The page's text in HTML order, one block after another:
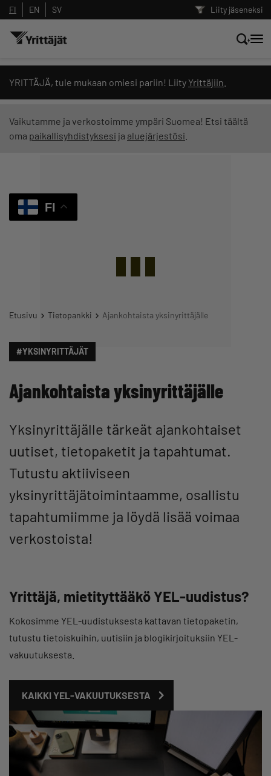
Liity jäseneksi
FI EN SV
YRITTÄJÄ, tule mukaan omiesi pariin! Liity Yrittäjiin
Vaikutamme ja verkostoimme ympäri Suomea! Etsi täältä
oma paikallisyhdistyksesi ja aluejärjestösi
FI
Etusivu Tietopankki Ajankohtaista yksinyrittäjälle
#YKSINYRITTÄJÄT
Ajankohtaista yksinyrittäjälle
Yksinyrittäjälle tärkeät ajankohtaiset
uutiset, tietopaketit ja tapahtumat.
Tutustu aktiiviseen
yksinyrittäjätoimintaamme, osallistu
tapahtumiimme ja löydä lisää voimaa
verkostoista!
Yrittäjä, mietityttääkö YEL-uudistus?
Kokosimme YEL-uudistuksesta kattavan tietopaketin,
tutustu tietoiskuihin, uutisiin ja blogikirjoituksiin YEL-
vakuutuksesta.
KAIKKI YEL-VAKUUTUKSESTA
Hae sivustolta tai kysy suoraan
Yrittäjien tekoälyltä